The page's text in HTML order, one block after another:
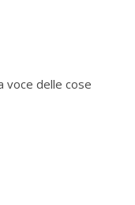
voce delle cose